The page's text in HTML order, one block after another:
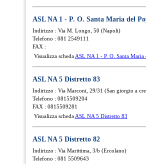
ASL NA 1 - P. O. Santa Maria del
Indirizzo : Via M. Longo, 50 (Napoli)
Telefono : 081 2549111
FAX :
Visualizza scheda ASL NA 1 - P. O. Santa
ASL NA 5 Distretto 83
Indirizzo : Via Marconi, 29/31 (San giorgio a
Telefono : 0815509204
FAX : 0815509281
Visualizza scheda ASL NA 5 Distretto 83
ASL NA 5 Distretto 82
Indirizzo : Via Marittima, 3/b (Ercolano)
Telefono : 081 5509643